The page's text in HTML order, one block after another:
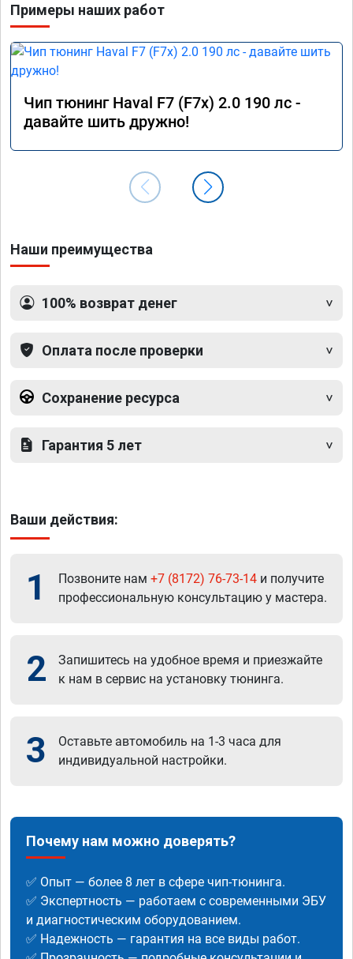
Примеры наших работ
Чип тюнинг Haval F7 (F7x) 2.0 190 лс -
давайте шить дружно!
Наши преимущества
100% возврат денег
Оплата после проверки
Сохранение ресурса
Гарантия 5 лет
Ваши действия:
1 Позвоните нам +7 (8172) 76-73-14 и получите
профессиональную консультацию у мастера.
2
Запишитесь на удобное время и приезжайте
к нам в сервис на установку тюнинга.
3
Оставьте автомобиль на 1-3 часа для
индивидуальной настройки.
Почему нам можно доверять?
✅ Опыт — более 8 лет в сфере чип-тюнинга.
✅ Экспертность — работаем с современными ЭБУ
и диагностическим оборудованием.
✅ Надежность — гарантия на все виды работ.